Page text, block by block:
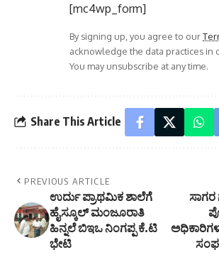
[mc4wp_form]
By signing up, you agree to our
acknowledge the data practices in
You may unsubscribe at any time.
Share This Article
PREVIOUS ARTICLE
ಉರ್ದು ಪ್ರಾಥಮಿಕ ಶಾಲೆಗೆ
ಹೈಸ್ಕೂಲ್ ಮಂಜೂರಾತಿ
ಹಿನ್ನಲೆ ಬಿಇಒ ನಿಂಗಪ್ಪ ಕೆ.ಟಿ
ಭೇಟಿ
ಸಾಗರ
ಅಧಿಕಾರಿಗಳ